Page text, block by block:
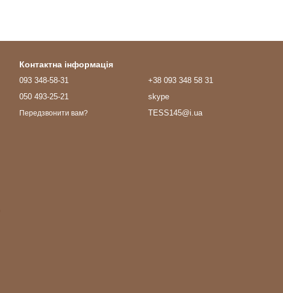
Контактна інформація
093 348-58-31
050 493-25-21
Передзвонити вам?
+38 093 348 58 31
skype
TESS145@i.ua